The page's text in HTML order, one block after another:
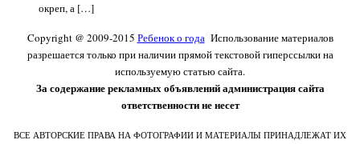
окреп, а […]
Copyright @ 2009-2015 Ребенок о годаИспользование материалов
разрешается только при наличии прямой текстовой гиперссылки на
используемую статью сайта.
За содержание рекламных объявлений администрация сайта
ответственности не несет
ВСЕ АВТОРСКИЕ ПРАВА НА ФОТОГРАФИИ И МАТЕРИАЛЫ ПРИНАДЛЕЖАТ ИХ